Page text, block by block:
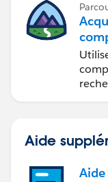
Aide
Aide